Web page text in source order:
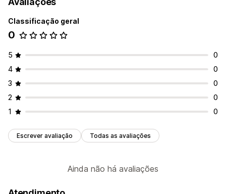
Classificação geral
0
5
0
4
0
3
0
2
0
1
0
Escrever avaliação Todas as avaliações
Ainda não há avaliações